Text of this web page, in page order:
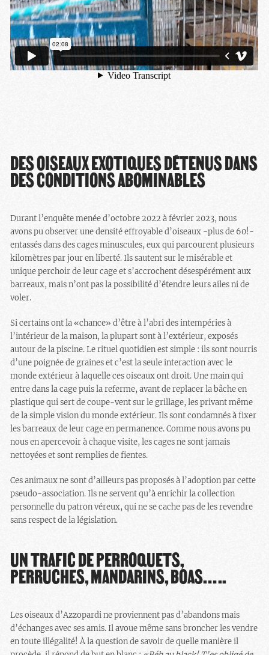
DES OISEAUX EXOTIQUES DÉTENUS DANS
DES CONDITIONS ABOMINABLES
Durant l’enquête menée d’octobre 2022 à février 2023, nous
avons pu observer une densité effroyable d’oiseaux -plus de 60!-
entassés dans des cages minuscules, eux qui parcourent plusieurs
kilomètres par jour en liberté. Ils sautent sur le misérable et
unique perchoir de leur cage et s’accrochent désespérément aux
barreaux, mais n’ont pas la possibilité d’étendre leurs ailes ni de
voler.
Si certains ont la «chance» d’être à l’abri des intempéries à
l’intérieur de la maison, la plupart sont à l’extérieur, exposés
autour de la piscine. Le rituel quotidien est simple : ils sont nourris
d’une poignée de graines et c’est la seule interaction avec le
monde extérieur à laquelle ces oiseaux ont droit. Une main qui
entre dans la cage puis la referme, avant de replacer la bâche en
plastique qui sert de coupe-vent sur le grillage, les privant même
de la simple vision du monde extérieur. Ils sont condamnés à fixer
les barreaux de leur cage en permanence. Comme nous avons pu
nous en apercevoir à chaque visite, les cages ne sont jamais
nettoyées et sont remplies de fientes.
Ces animaux ne sont d’ailleurs pas proposés à l’adoption par cette
pseudo-association. Ils ne servent qu’à enrichir la collection
personnelle du patron véreux, qui ne se cache pas de les revendre
sans respect de la législation.
UN TRAFIC DE PERROQUETS,
PERRUCHES, MANDARINS, BOAS…..
Les oiseaux d’Azzopardi ne proviennent pas d’abandons mais
d’échanges avec ses amis. Il avoue même sans broncher les vendre
en toute illégalité! À la question de savoir de quelle manière il